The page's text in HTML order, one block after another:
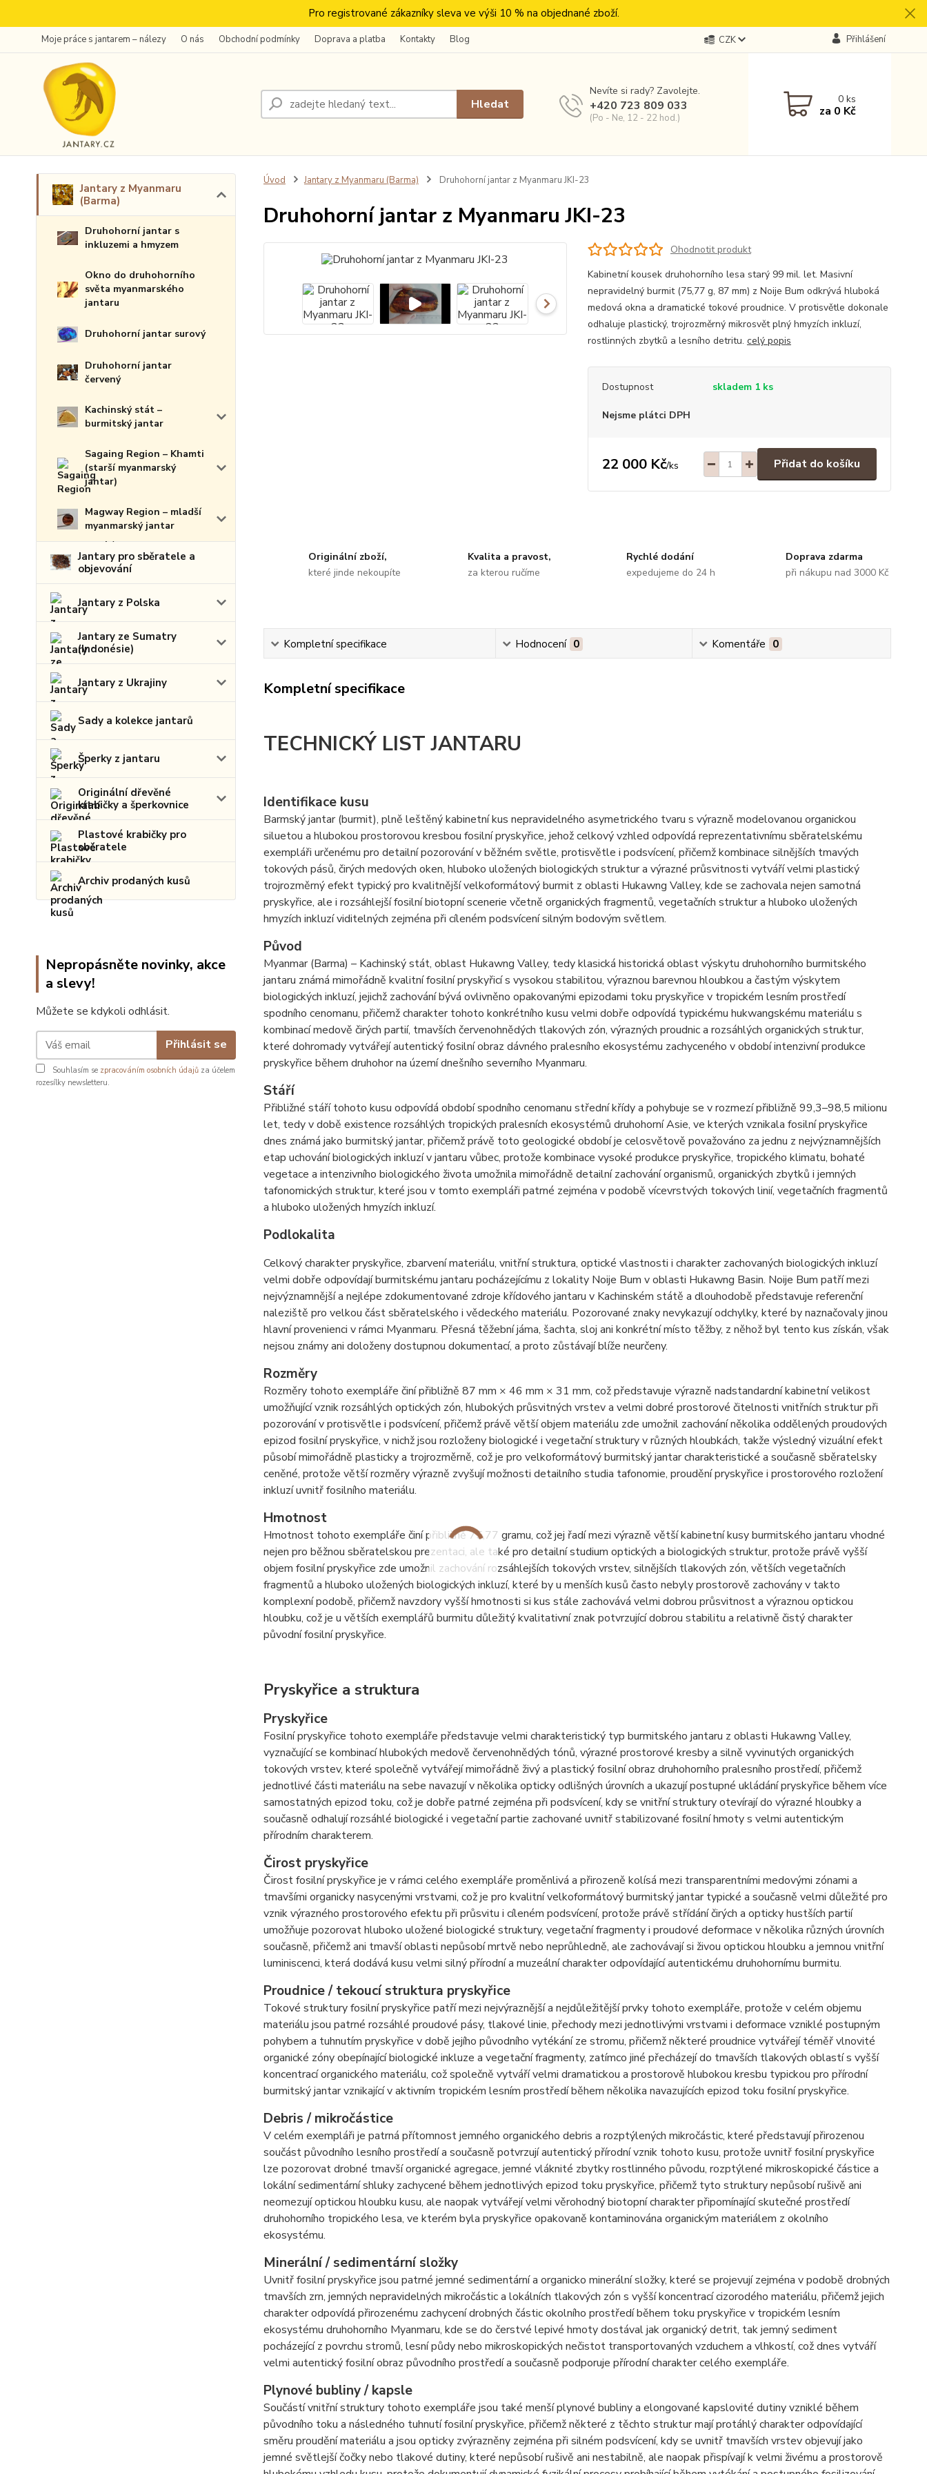
Pro registrované zákazníky sleva ve výši 10 % na objednané zboží.
Moje práce s jantarem – nálezy O nás Obchodní podmínky Doprava a platba Kontakty Blog CZK Přihlášení
Hledat
Nevíte si rady? Zavolejte.
+420 723 809 033
(Po - Ne, 12 - 22 hod.)
0ks
za 0 Kč
Jantary z Myanmaru
(Barma)
Druhohorní jantar s
inkluzemi a hmyzem
Okno do druhohorního
světa myanmarského
jantaru
Druhohorní jantar surový
Druhohorní jantar
červený
Kachinský stát –
burmitský jantar
Sagaing Region – Khamti
(starší myanmarský
jantar)
Magway Region – mladší
myanmarský jantar
Jantary pro sběratele a
objevování
Jantary z Polska
Jantary ze Sumatry
(Indonésie)
Jantary z Ukrajiny
Sady a kolekce jantarů
Šperky z jantaru
Originální dřevěné
krabičky a šperkovnice
Plastové krabičky pro
sběratele
Archiv prodaných kusů
Nepropásněte novinky, akce
a slevy!
Můžete se kdykoli odhlásit.
Přihlásit se
Souhlasím se zpracováním osobních údajů za účelem
rozesílky newsletteru.
Úvod Jantary z Myanmaru (Barma) Druhohorní jantar z Myanmaru JKI-23
Druhohorní jantar z Myanmaru JKI-23
Ohodnotit produkt
Kabinetní kousek druhohorního lesa starý 99 mil. let. Masivní
nepravidelný burmit (75,77 g, 87 mm) z Noije Bum odkrývá hluboká
medová okna a dramatické tokové proudnice. V protisvětle dokonale
odhaluje plastický, trojrozměrný mikrosvět plný hmyzích inkluzí,
rostlinných zbytků a lesního detritu. celý popis
Dostupnost skladem 1 ks
Nejsme plátci DPH
22 000 Kč/ks Přidat do košíku
Originální zboží,
které jinde nekoupíte
Kvalita a pravost,
za kterou ručíme
Rychlé dodání
expedujeme do 24 h
Doprava zdarma
při nákupu nad 3000 Kč
Kompletní specifikace Hodnocení 0 Komentáře 0
Kompletní specifikace
TECHNICKÝ LIST JANTARU
Identifikace kusu
Barmský jantar (burmit), plně leštěný kabinetní kus nepravidelného asymetrického tvaru s výrazně modelovanou organickou
siluetou a hlubokou prostorovou kresbou fosilní pryskyřice, jehož celkový vzhled odpovídá reprezentativnímu sběratelskému
exempláři určenému pro detailní pozorování v běžném světle, protisvětle i podsvícení, přičemž kombinace silnějších tmavých
tokových pásů, čirých medových oken, hluboko uložených biologických struktur a výrazné průsvitnosti vytváří velmi plastický
trojrozměrný efekt typický pro kvalitnější velkoformátový burmit z oblasti Hukawng Valley, kde se zachovala nejen samotná
pryskyřice, ale i rozsáhlejší fosilní biotopní scenerie včetně organických fragmentů, vegetačních struktur a hluboko uložených
hmyzích inkluzí viditelných zejména při cíleném podsvícení silným bodovým světlem.
Původ
Myanmar (Barma) – Kachinský stát, oblast Hukawng Valley, tedy klasická historická oblast výskytu druhohorního burmitského
jantaru známá mimořádně kvalitní fosilní pryskyřicí s vysokou stabilitou, výraznou barevnou hloubkou a častým výskytem
biologických inkluzí, jejichž zachování bývá ovlivněno opakovanými epizodami toku pryskyřice v tropickém lesním prostředí
spodního cenomanu, přičemž charakter tohoto konkrétního kusu velmi dobře odpovídá typickému hukwangskému materiálu s
kombinací medově čirých partií, tmavších červenohnědých tlakových zón, výrazných proudnic a rozsáhlých organických struktur,
které dohromady vytvářejí autentický fosilní obraz dávného pralesního ekosystému zachyceného v období intenzivní produkce
pryskyřice během druhohor na území dnešního severního Myanmaru.
Stáří
Přibližné stáří tohoto kusu odpovídá období spodního cenomanu střední křídy a pohybuje se v rozmezí přibližně 99,3–98,5 milionu
let, tedy v době existence rozsáhlých tropických pralesních ekosystémů druhohorní Asie, ve kterých vznikala fosilní pryskyřice
dnes známá jako burmitský jantar, přičemž právě toto geologické období je celosvětově považováno za jednu z nejvýznamnějších
etap uchování biologických inkluzí v jantaru vůbec, protože kombinace vysoké produkce pryskyřice, tropického klimatu, bohaté
vegetace a intenzivního biologického života umožnila mimořádně detailní zachování organismů, organických zbytků i jemných
tafonomických struktur, které jsou v tomto exempláři patrné zejména v podobě vícevrstvých tokových linií, vegetačních fragmentů
a hluboko uložených hmyzích inkluzí.
Podlokalita
Celkový charakter pryskyřice, zbarvení materiálu, vnitřní struktura, optické vlastnosti i charakter zachovaných biologických inkluzí
velmi dobře odpovídají burmitskému jantaru pocházejícímu z lokality Noije Bum v oblasti Hukawng Basin. Noije Bum patří mezi
nejvýznamnější a nejlépe zdokumentované zdroje křídového jantaru v Kachinském státě a dlouhodobě představuje referenční
naleziště pro velkou část sběratelského i vědeckého materiálu. Pozorované znaky nevykazují odchylky, které by naznačovaly jinou
hlavní provenienci v rámci Myanmaru. Přesná těžební jáma, šachta, sloj ani konkrétní místo těžby, z něhož byl tento kus získán, však
nejsou známy ani doloženy dostupnou dokumentací, a proto zůstávají blíže neurčeny.
Rozměry
Rozměry tohoto exempláře činí přibližně 87 mm × 46 mm × 31 mm, což představuje výrazně nadstandardní kabinetní velikost
umožňující vznik rozsáhlých optických zón, hlubokých průsvitných vrstev a velmi dobré prostorové čitelnosti vnitřních struktur při
pozorování v protisvětle i podsvícení, přičemž právě větší objem materiálu zde umožnil zachování několika oddělených proudových
epizod fosilní pryskyřice, v nichž jsou rozloženy biologické i vegetační struktury v různých hloubkách, takže výsledný vizuální efekt
působí mimořádně plasticky a trojrozměrně, což je pro velkoformátový burmitský jantar charakteristické a současně sběratelsky
ceněné, protože větší rozměry výrazně zvyšují možnosti detailního studia tafonomie, proudění pryskyřice i prostorového rozložení
inkluzí uvnitř fosilního materiálu.
Hmotnost
Hmotnost tohoto exempláře činí přibližně 75,77 gramu, což jej řadí mezi výrazně větší kabinetní kusy burmitského jantaru vhodné
nejen pro běžnou sběratelskou prezentaci, ale také pro detailní studium optických a biologických struktur, protože právě vyšší
objem fosilní pryskyřice zde umožnil zachování rozsáhlejších tokových vrstev, silnějších tlakových zón, větších vegetačních
fragmentů a hluboko uložených biologických inkluzí, které by u menších kusů často nebyly prostorově zachovány v takto
komplexní podobě, přičemž navzdory vyšší hmotnosti si kus stále zachovává velmi dobrou průsvitnost a výraznou optickou
hloubku, což je u větších exemplářů burmitu důležitý kvalitativní znak potvrzující dobrou stabilitu a relativně čistý charakter
původní fosilní pryskyřice.
Pryskyřice a struktura
Pryskyřice
Fosilní pryskyřice tohoto exempláře představuje velmi charakteristický typ burmitského jantaru z oblasti Hukawng Valley,
vyznačující se kombinací hlubokých medově červenohnědých tónů, výrazné prostorové kresby a silně vyvinutých organických
tokových vrstev, které společně vytvářejí mimořádně živý a plastický fosilní obraz druhohorního pralesního prostředí, přičemž
jednotlivé části materiálu na sebe navazují v několika opticky odlišných úrovních a ukazují postupné ukládání pryskyřice během více
samostatných epizod toku, což je dobře patrné zejména při podsvícení, kdy se vnitřní struktury otevírají do výrazné hloubky a
současně odhalují rozsáhlé biologické i vegetační partie zachované uvnitř stabilizované fosilní hmoty s velmi autentickým
přírodním charakterem.
Čirost pryskyřice
Čirost fosilní pryskyřice je v rámci celého exempláře proměnlivá a přirozeně kolísá mezi transparentními medovými zónami a
tmavšími organicky nasycenými vrstvami, což je pro kvalitní velkoformátový burmitský jantar typické a současně velmi důležité pro
vznik výrazného prostorového efektu při průsvitu i cíleném podsvícení, protože právě střídání čirých a opticky hustších partií
umožňuje pozorovat hluboko uložené biologické struktury, vegetační fragmenty i proudové deformace v několika různých úrovních
současně, přičemž ani tmavší oblasti nepůsobí mrtvě nebo neprůhledně, ale zachovávají si živou optickou hloubku a jemnou vnitřní
luminiscenci, která dodává kusu velmi silný přírodní a muzeální charakter odpovídající autentickému druhohornímu burmitu.
Proudnice / tekoucí struktura pryskyřice
Tokové struktury fosilní pryskyřice patří mezi nejvýraznější a nejdůležitější prvky tohoto exempláře, protože v celém objemu
materiálu jsou patrné rozsáhlé proudové pásy, tlakové linie, přechody mezi jednotlivými vrstvami i deformace vzniklé postupným
pohybem a tuhnutím pryskyřice v době jejího původního vytékání ze stromu, přičemž některé proudnice vytvářejí téměř vlnovité
organické zóny obepínající biologické inkluze a vegetační fragmenty, zatímco jiné přecházejí do tmavších tlakových oblastí s vyšší
koncentrací organického materiálu, což společně vytváří velmi dramatickou a prostorově hlubokou kresbu typickou pro přírodní
burmitský jantar vznikající v aktivním tropickém lesním prostředí během několika navazujících epizod toku fosilní pryskyřice.
Debris / mikročástice
V celém exempláři je patrná přítomnost jemného organického debris a rozptýlených mikročástic, které představují přirozenou
součást původního lesního prostředí a současně potvrzují autentický přírodní vznik tohoto kusu, protože uvnitř fosilní pryskyřice
lze pozorovat drobné tmavší organické agregace, jemné vláknité zbytky rostlinného původu, rozptýlené mikroskopické částice a
lokální sedimentární shluky zachycené během jednotlivých epizod toku pryskyřice, přičemž tyto struktury nepůsobí rušivě ani
neomezují optickou hloubku kusu, ale naopak vytvářejí velmi věrohodný biotopní charakter připomínající skutečné prostředí
druhohorního tropického lesa, ve kterém byla pryskyřice opakovaně kontaminována organickým materiálem z okolního
ekosystému.
Minerální / sedimentární složky
Uvnitř fosilní pryskyřice jsou patrné jemné sedimentární a organicko minerální složky, které se projevují zejména v podobě drobných
tmavších zrn, jemných nepravidelných mikročástic a lokálních tlakových zón s vyšší koncentrací cizorodého materiálu, přičemž jejich
charakter odpovídá přirozenému zachycení drobných částic okolního prostředí během toku pryskyřice v tropickém lesním
ekosystému druhohorního Myanmaru, kde se do čerstvé lepivé hmoty dostával jak organický detrit, tak jemný sediment
pocházející z povrchu stromů, lesní půdy nebo mikroskopických nečistot transportovaných vzduchem a vlhkostí, což dnes vytváří
velmi autentický fosilní obraz původního prostředí a současně podporuje přírodní charakter celého exempláře.
Plynové bubliny / kapsle
Součástí vnitřní struktury tohoto exempláře jsou také menší plynové bubliny a elongované kapslovité dutiny vzniklé během
původního toku a následného tuhnutí fosilní pryskyřice, přičemž některé z těchto struktur mají protáhlý charakter odpovídající
směru proudění materiálu a jsou opticky zvýrazněny zejména při silném podsvícení, kdy se uvnitř tmavších vrstev objevují jako
jemné světlejší čočky nebo tlakové dutiny, které nepůsobí rušivě ani nestabilně, ale naopak přispívají k velmi živému a prostorově